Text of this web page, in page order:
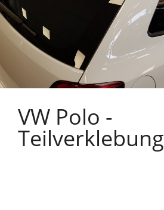
VW Polo -
Teilverklebung